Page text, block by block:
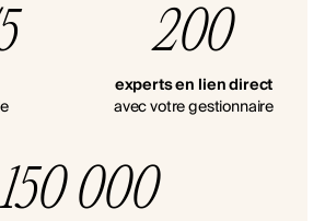
200
experts en lien direct
avec votre gestionnaire
150 000